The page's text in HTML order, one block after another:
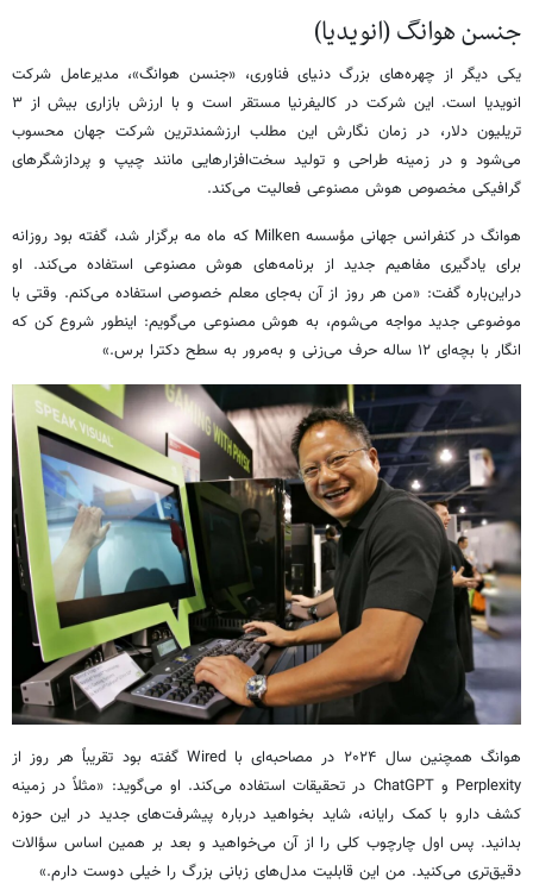
جنسن هوانگ (انویدیا)
یکی دیگر از چهره‌های بزرگ دنیای فناوری، «جنسن هوانگ»، مدیرعامل شرکت
انویدیا است. این شرکت در کالیفرنیا مستقر است و با ارزش بازاری بیش از ۳
تریلیون دلار، در زمان نگارش این مطلب ارزشمندترین شرکت جهان محسوب
می‌شود و در زمینه طراحی و تولید سخت‌افزارهایی مانند چیپ و پردازشگرهای
گرافیکی مخصوص هوش مصنوعی فعالیت می‌کند.
هوانگ در کنفرانس جهانی مؤسسه Milken که ماه مه برگزار شد، گفته بود روزانه
برای یادگیری مفاهیم جدید از برنامه‌های هوش مصنوعی استفاده می‌کند. او
دراین‌باره گفت: «من هر روز از آن به‌جای معلم خصوصی استفاده می‌کنم. وقتی با
موضوعی جدید مواجه می‌شوم، به هوش مصنوعی می‌گویم: اینطور شروع کن که
انگار با بچه‌ای ۱۲ ساله حرف می‌زنی و به‌مرور به سطح دکترا برس.»
هوانگ همچنین سال ۲۰۲۴ در مصاحبه‌ای با Wired گفته بود تقریباً هر روز از
Perplexity و ChatGPT در تحقیقات استفاده می‌کند. او می‌گوید: «مثلاً در زمینه
کشف دارو با کمک رایانه، شاید بخواهید درباره پیشرفت‌های جدید در این حوزه
بدانید. پس اول چارچوب کلی را از آن می‌خواهید و بعد بر همین اساس سؤالات
دقیق‌تری می‌کنید. من این قابلیت مدل‌های زبانی بزرگ را خیلی دوست دارم.»